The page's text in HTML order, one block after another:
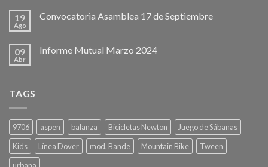
19
Ago
Convocatoria Asamblea 17 de Septiembre
09
Abr
Informe Mutual Marzo 2024
TAGS
9706 aspen balanza Bicicletas Newton
Juego de Sábanas
Kids
Línea Dover mod. Bande Mountain Bike
Tween